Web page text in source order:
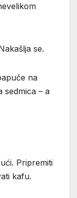
se.
na
sedmica – a
Pripremiti
kafu.